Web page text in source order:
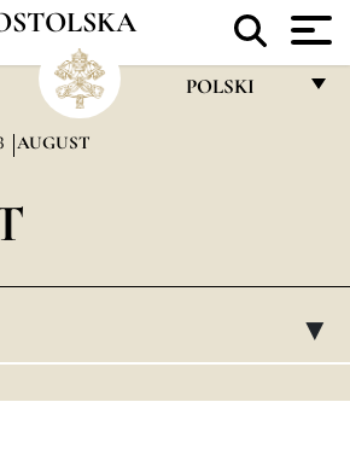
POLSKI
DEUTSCH
AUGUST
▸